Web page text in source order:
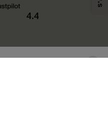
4.4
à tout moment.